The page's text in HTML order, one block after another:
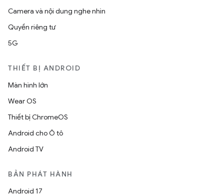
Camera và nội dung nghe nhìn
Quyền riêng tư
5G
THIẾT BỊ ANDROID
Màn hình lớn
Wear OS
Thiết bị ChromeOS
Android cho Ô tô
Android TV
BẢN PHÁT HÀNH
Android 17